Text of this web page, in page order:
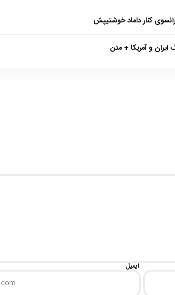
کنار داماد خوشتیپش
و آمریکا + متن
ایمیل